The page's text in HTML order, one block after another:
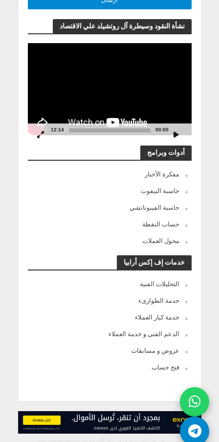
نشأة النقود وسيطرة آل روتشيلد علي الاقتصاد
00:00
12:14
أدوات وبرامج
مفكرة الأخبار
حاسبة البيفوت
حاسبة الفيبوناتشي
حساب النقطة
محول العملات
خدمات إف إكس أرابيا
التحليلات الفنية
خدمة الطوارىء
خدمة كبار العملاء
الدعم الفنى و خدمة العملاء
عروض و مسابقات
فتح حساب